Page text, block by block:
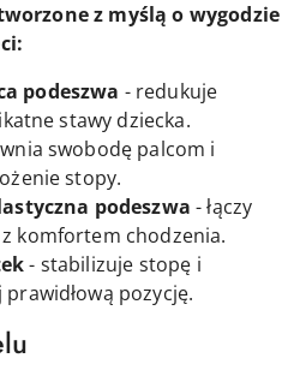
z myślą o wygodzie
podeszwa - redukuje
stawy dziecka.
swobodę palcom i
stopy.
podeszwa - łączy
komfortem chodzenia.
- stabilizuje stopę i
pozycję.